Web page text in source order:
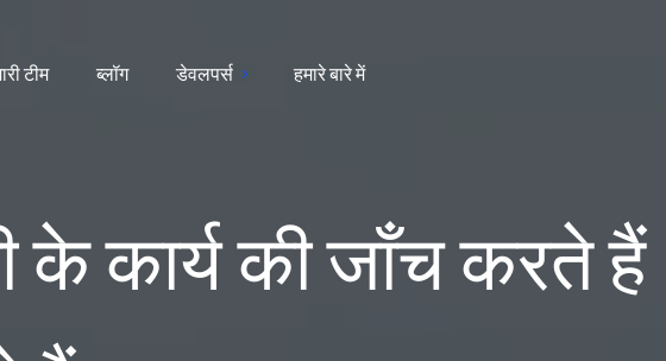
टीम ब्लॉग डेवलपर्स हमारे बारे में
के कार्य की जाँच करते हैं